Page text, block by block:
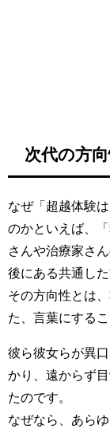
次代の方
なぜ「超越体験
のかといえば、
さんや治療家さ
後にある共通し
その方向性とは
た、言葉にする
彼ら彼女らが異
かり、遠からず
たのです。
なぜなら、あら